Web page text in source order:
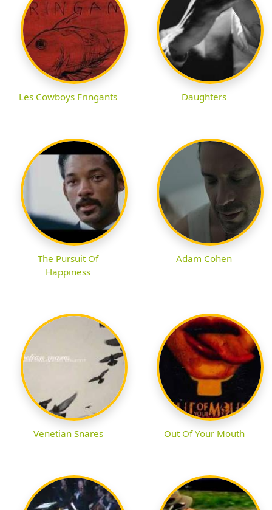
Les Cowboys Fringants Daughters
The Pursuit Of
Happiness
Adam Cohen
Venetian Snares Out Of Your Mouth